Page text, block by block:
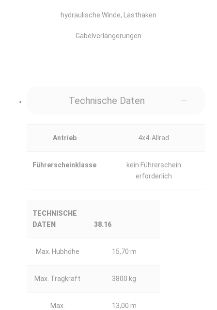
hydraulische Winde, Lasthaken
Gabelverlängerungen
Technische Daten
Antrieb 4x4-Allrad
Führerscheinklasse
kein Führerschein
erforderlich
TECHNISCHE
DATEN
38.16
Max. Hubhöhe 15,70 m
Max. Tragkraft 3800 kg
Max.
13,00 m